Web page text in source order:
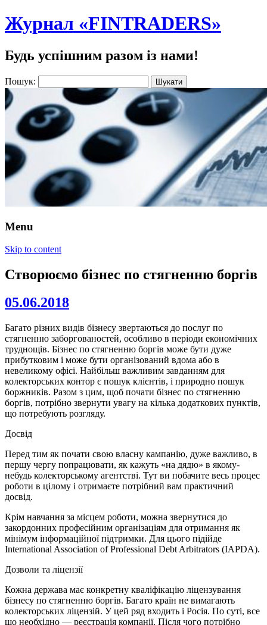
Журнал «FINTRADERS»
Будь успішним разом із нами!
Пошук:
Menu
Skip to content
Створюємо бізнес по стягненню боргів
05.06.2018
Багато різних видів бізнесу звертаються до послуг по
стягненню заборгованостей, особливо в періоди економічних
труднощів. Бізнес по стягненню боргів може бути дуже
прибутковим і може бути організований вдома або в
невеликому офісі. Найбільш важливим завданням для
колекторських контор є пошук клієнтів, і природно пошук
боржників. Разом з цим, щоб почати бізнес по стягненню
боргів, потрібно звернути увагу на кілька додаткових пунктів,
що потребують розгляду.
Досвід
Перед тим як почати свою власну кампанію, дуже важливо, в
першу чергу попрацювати, як кажуть «на дядю» в якому-
небудь колекторському агентстві. Тут ви побачите весь процес
роботи в цілому і отримаєте потрібний вам практичний
досвід.
Крім навчання за місцем роботи, можна звернутися до
закордонних професійним організаціям для отримання як
мінімум інформаційної підтримки. Для цього підійде
International Association of Professional Debt Arbitrators (IAPDA).
Дозволи та ліцензії
Кожна держава має конкретну кваліфікацію ліцензування
бізнесу по стягненню боргів. Багато країн не вимагають
колекторських ліцензій. У цей ряд входить і Росія. По суті, все
що необхідно — реєстрація компанії. Після чого потрібно